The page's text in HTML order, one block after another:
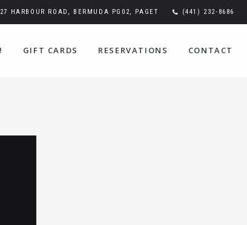
HARBOUR ROAD, BERMUDA PG02, PAGET (441) 232-8686
GIFT CARDS RESERVATIONS CONTACT